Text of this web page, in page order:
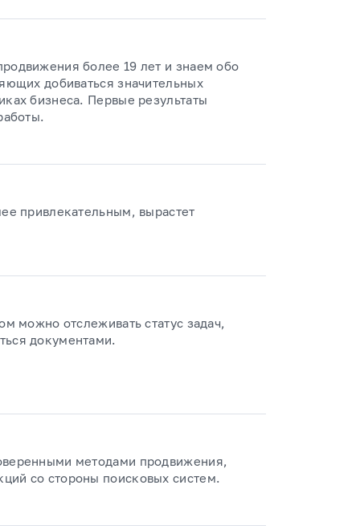
более 19 лет и знаем обо
добиваться значительных
бизнеса. Первые результаты
привлекательным, вырастет
можно отслеживать статус задач,
документами.
методами продвижения,
со стороны поисковых систем.